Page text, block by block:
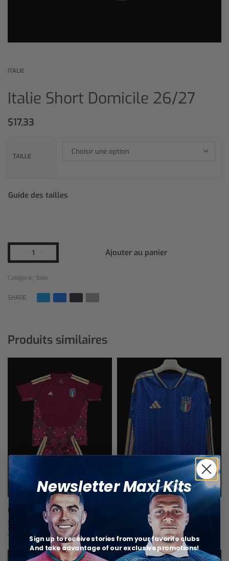
ITALIE
Italie Short Domicile 26/27
$17,33
TAILLE
Guide des tailles
Ajouter au panier
Catégorie : Italie
SHARE
Produits similaires
Italie Maillot Gardien 26/27 – Enfant
$
Select options
Italie Maillot Domicile Manches
Longues 26/27
Select options
Newsletter Maxi Kits
Sign up to receive stories from your favorite clubs
And take advantage of our exclusive promotions!